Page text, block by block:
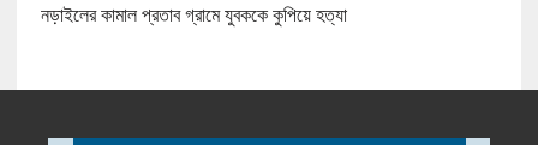
নড়াইলের কামাল প্রতাব গ্রামে যুবককে কুপিয়ে হত্যা